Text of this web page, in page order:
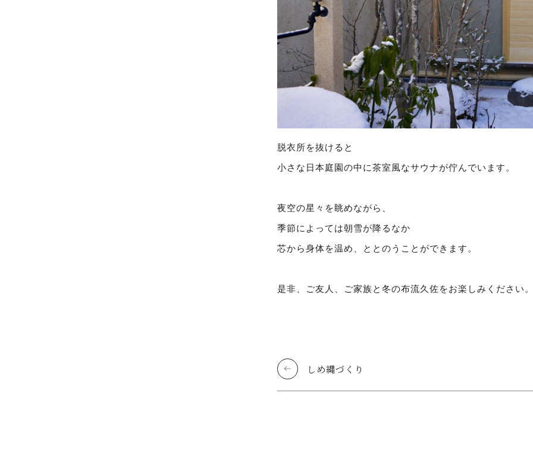
脱衣所を抜けると
小さな日本庭園の中に茶室風なサウナが佇んでいます。
夜空の星々を眺めながら、
季節によっては朝雪が降るなか
芯から身体を温め、ととのうことができます。
是非、ご友人、ご家族と冬の布流久佐をお楽しみください
しめ縄づくり